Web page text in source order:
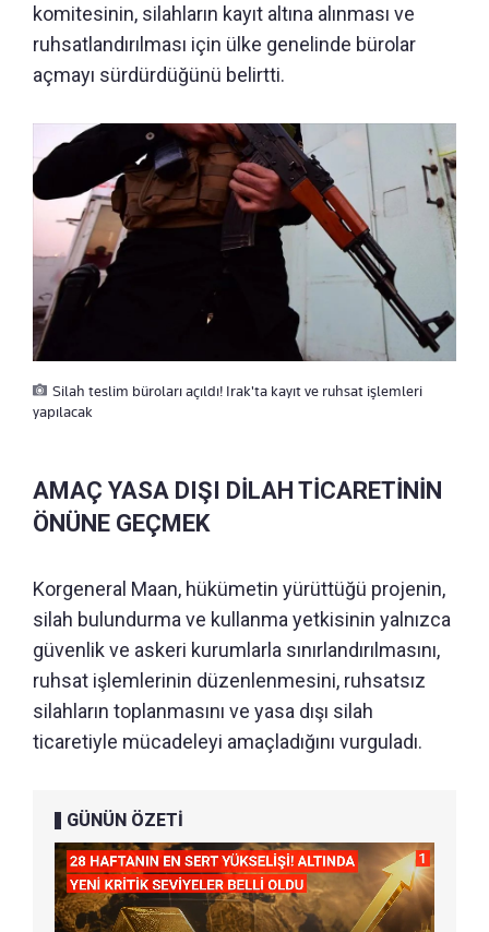
komitesinin, silahların kayıt altına alınması ve
ruhsatlandırılması için ülke genelinde bürolar
açmayı sürdürdüğünü belirtti.
Silah teslim büroları açıldı! Irak'ta kayıt ve ruhsat işlemleri
yapılacak
AMAÇ YASA DIŞI DİLAH TİCARETİNİN
ÖNÜNE GEÇMEK
Korgeneral Maan, hükümetin yürüttüğü projenin,
silah bulundurma ve kullanma yetkisinin yalnızca
güvenlik ve askeri kurumlarla sınırlandırılmasını,
ruhsat işlemlerinin düzenlenmesini, ruhsatsız
silahların toplanmasını ve yasa dışı silah
ticaretiyle mücadeleyi amaçladığını vurguladı.
GÜNÜN ÖZETİ